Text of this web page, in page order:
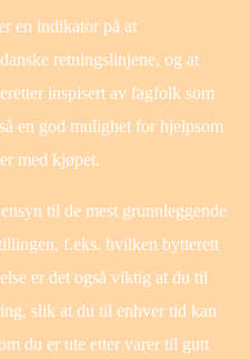
en indikator på at
retningslinjene, og at
inspisert av fagfolk som
en god mulighet for hjelpsom
med kjøpet.
til de mest grunnleggende
f.eks. hvilken bytterett
er det også viktig at du til
slik at du til enhver tid kan
du er ute etter varer til gutt